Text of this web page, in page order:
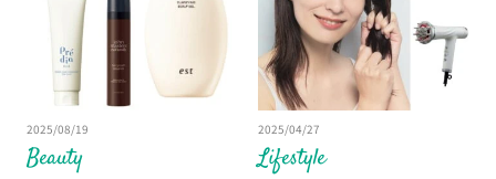
Beauty
2025/08/19
Lifestyle
2025/04/27